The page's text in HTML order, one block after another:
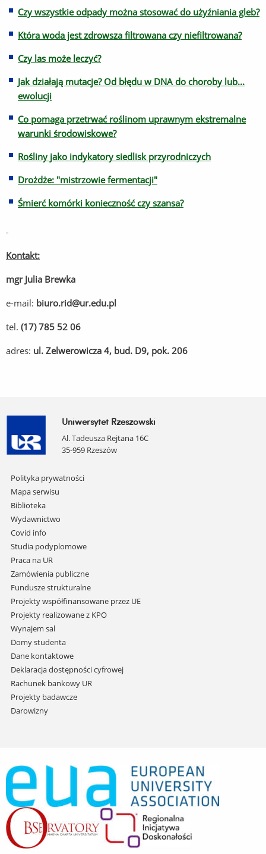
Czy wszystkie odpady można stosować do użyźniania gleb?
Która woda jest zdrowsza filtrowana czy niefiltrowana?
Czy las może leczyć?
Jak działają mutacje? Od błędu w DNA do choroby lub...
ewolucji
Co pomaga przetrwać roślinom uprawnym ekstremalne
warunki środowiskowe?
Rośliny jako indykatory siedlisk przyrodniczych
Drożdże: "mistrzowie fermentacji"
Śmierć komórki konieczność czy szansa?
Kontakt:
mgr Julia Brewka
e-mail: biuro.rid@ur.edu.pl
tel. (17) 785 52 06
adres: ul. Zelwerowicza 4, bud. D9, pok. 206
Uniwersytet Rzeszowski
Al. Tadeusza Rejtana 16C
35-959 Rzeszów
Pomiń
nawigację
i
przejdź
do
treści
Polityka prywatności
Mapa serwisu
Biblioteka
Wydawnictwo
Covid info
Studia podyplomowe
Praca na UR
Zamówienia publiczne
Fundusze strukturalne
Projekty współfinansowane przez UE
Projekty realizowane z KPO
Wynajem sal
Domy studenta
Dane kontaktowe
Deklaracja dostępności cyfrowej
Rachunek bankowy UR
Projekty badawcze
Darowizny